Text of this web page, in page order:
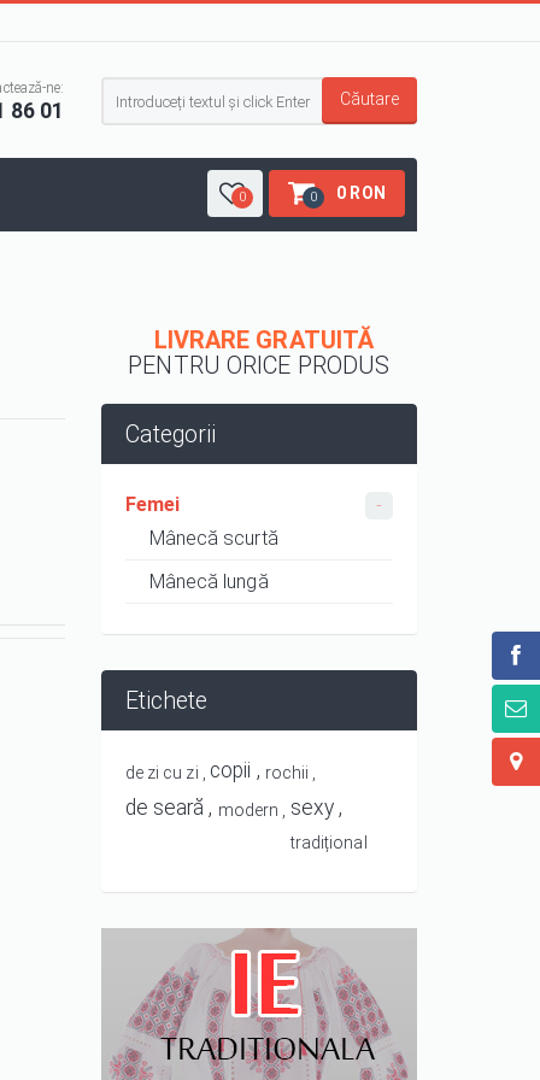
ne:
86 01
Formular de căutare
0 0 0 RON
LIVRARE GRATUITĂ
PENTRU ORICE PRODUS
Categorii
Femei
Mânecă scurtă
Mânecă lungă
Etichete
de zi cu zi copii rochii
de seară modern sexy
tradițional